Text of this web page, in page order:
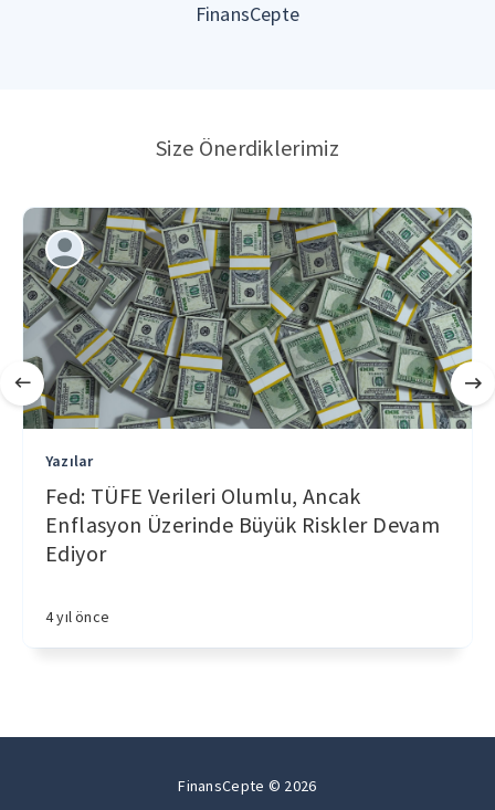
FinansCepte
Size Önerdiklerimiz
Yazılar
Fed: TÜFE Verileri Olumlu, Ancak
Enflasyon Üzerinde Büyük Riskler Devam
Ediyor
4 yıl önce
FinansCepte © 2026